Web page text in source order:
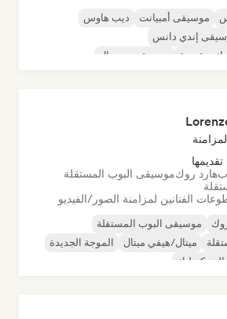
موسيقى أمبيانت
ديب هاوس
إندي دانس
وتقدمية
موسيقى مينيمال
هارد روكموسيقى البوب المستقلة
الفنانين لمزامنة الصور/الفيديو
موسيقى البوب المستقلة
ميتال/هيفي ميتال
الموجة الجديدة